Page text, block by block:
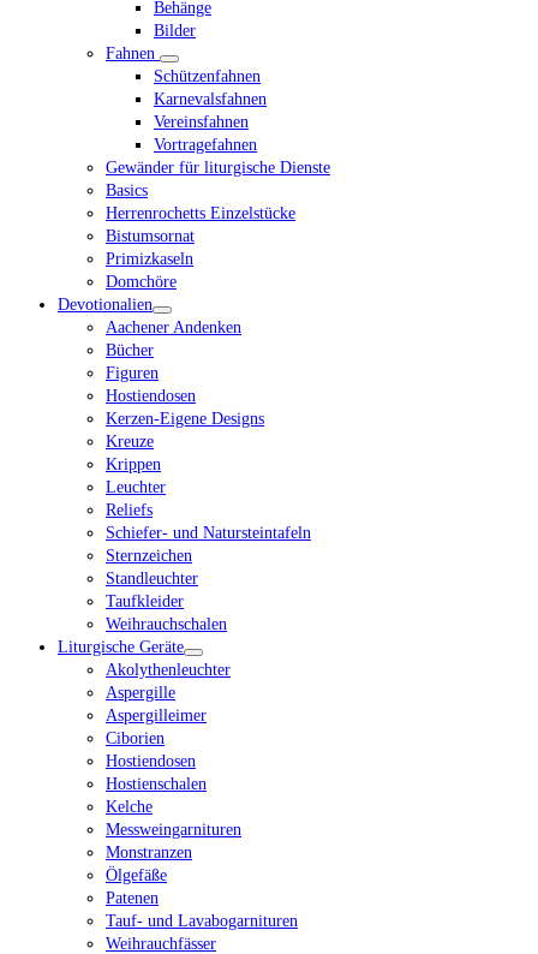
Behänge
Bilder
Fahnen
Schützenfahnen
Karnevalsfahnen
Vereinsfahnen
Vortragefahnen
Gewänder für liturgische Dienste
Basics
Herrenrochetts Einzelstücke
Bistumsornat
Primizkaseln
Domchöre
Devotionalien
Aachener Andenken
Bücher
Figuren
Hostiendosen
Kerzen-Eigene Designs
Kreuze
Krippen
Leuchter
Reliefs
Schiefer- und Natursteintafeln
Sternzeichen
Standleuchter
Taufkleider
Weihrauchschalen
Liturgische Geräte
Akolythenleuchter
Aspergille
Aspergilleimer
Ciborien
Hostiendosen
Hostienschalen
Kelche
Messweingarnituren
Monstranzen
Ölgefäße
Patenen
Tauf- und Lavabogarnituren
Weihrauchfässer